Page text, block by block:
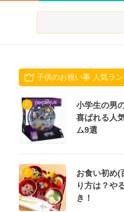
子供のお祝い事 人気ラ
1
小学生の男
喜ばれる人
ム9選
2
お食い初め(
り方は？や
き！